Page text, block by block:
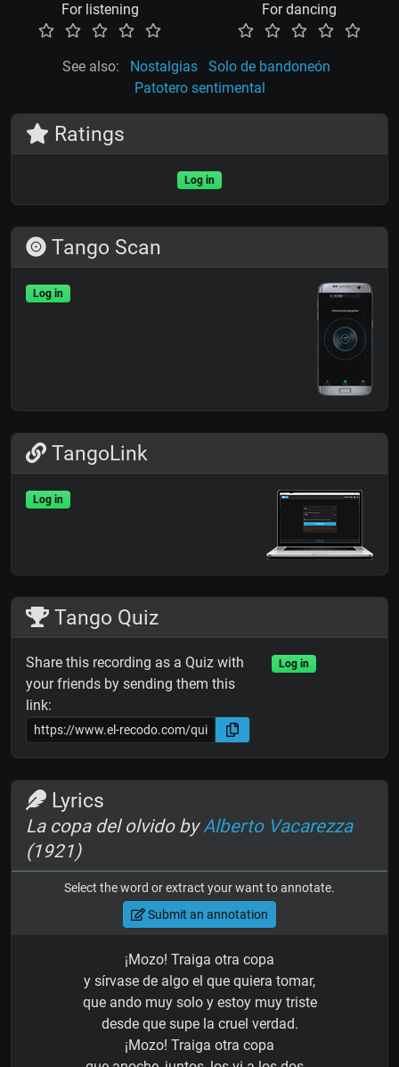
For listening For dancing
See also: Nostalgias
Solo de bandoneón
Patotero sentimental
Ratings
Log in
Tango Scan
Log in
TangoLink
Log in
Tango Quiz
Share this recording as a Quiz with
your friends by sending them this
link:
Log in
Lyrics
La copa del olvido byAlberto Vacarezza
(1921)
Select the word or extract your want to annotate.
Submit an annotation
¡Mozo! Traiga otra copa
y sírvase de algo el que quiera tomar,
que ando muy solo y estoy muy triste
desde que supe la cruel verdad.
¡Mozo! Traiga otra copa